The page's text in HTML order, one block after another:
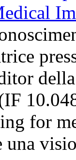
for
una